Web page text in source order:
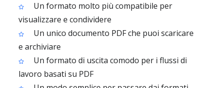
Un formato molto più compatibile per
visualizzare e condividere
Un unico documento PDF che puoi scaricare
e archiviare
Un formato di uscita comodo per i flussi di
lavoro basati su PDF